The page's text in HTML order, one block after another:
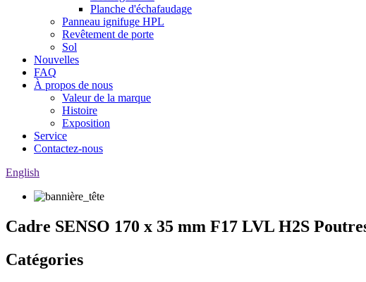
Planche d'échafaudage
Panneau ignifuge HPL
Revêtement de porte
Sol
Nouvelles
FAQ
À propos de nous
Valeur de la marque
Histoire
Exposition
Service
Contactez-nous
English
Cadre SENSO 170 x 35 mm F17 LVL H2S
Catégories